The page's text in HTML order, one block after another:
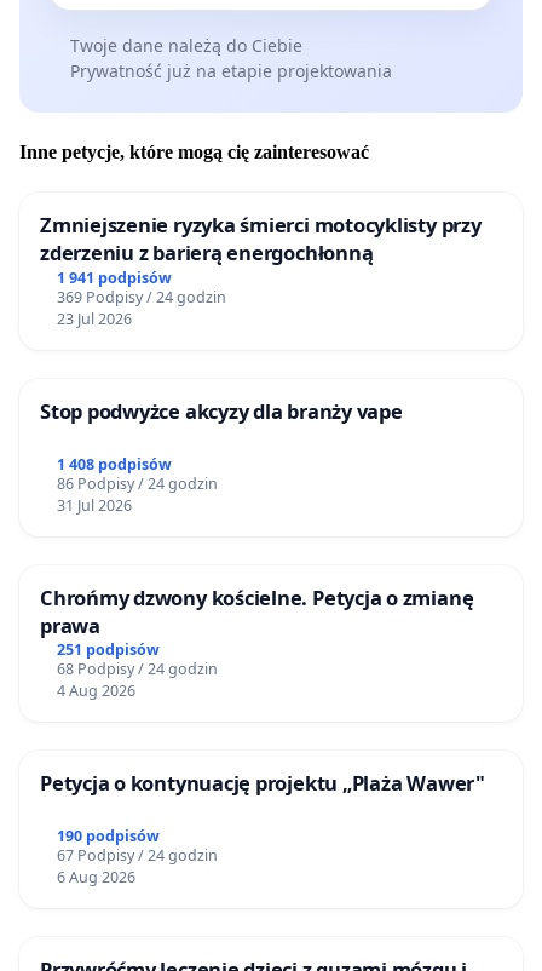
Twoje dane należą do Ciebie
Prywatność już na etapie projektowania
Inne petycje, które mogą cię zainteresować
Zmniejszenie ryzyka śmierci motocyklisty przy
zderzeniu z barierą energochłonną
1 941 podpisów
369 Podpisy / 24 godzin
23 Jul 2026
Stop podwyżce akcyzy dla branży vape
1 408 podpisów
86 Podpisy / 24 godzin
31 Jul 2026
Chrońmy dzwony kościelne. Petycja o zmianę
prawa
251 podpisów
68 Podpisy / 24 godzin
4 Aug 2026
Petycja o kontynuację projektu „Plaża Wawer"
190 podpisów
67 Podpisy / 24 godzin
6 Aug 2026